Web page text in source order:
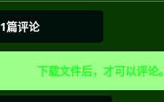
1篇评论
下载文件后，才可以评论。